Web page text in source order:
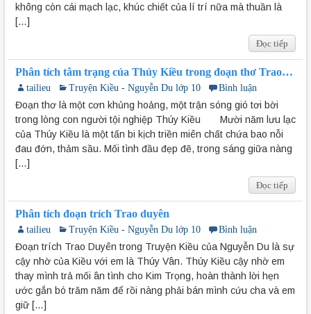
không còn cái mạch lạc, khúc chiết của lí trí nữa mà thuần là
[…]
Đọc tiếp
Phân tích tâm trạng của Thúy Kiều trong đoạn thơ Trao
duyên
tailieu Truyện Kiều - Nguyễn Du lớp 10 Bình luận
Đoạn thơ là một cơn khủng hoảng, một trận sóng gió tơi bời
trong lòng con người tội nghiệp Thúy Kiều Mười năm lưu lạc
của Thúy Kiều là một tấn bi kịch triền miên chất chứa bao nỗi
đau đớn, thảm sầu. Mối tình đầu đẹp đẽ, trong sáng giữa nàng
[…]
Đọc tiếp
Phân tích đoạn trích Trao duyên
tailieu Truyện Kiều - Nguyễn Du lớp 10 Bình luận
Đoạn trích Trao Duyên trong Truyện Kiều của Nguyễn Du là sự
cậy nhờ của Kiều với em là Thúy Vân. Thúy Kiều cậy nhờ em
thay mình trả mối ân tình cho Kim Trọng, hoàn thành lời hẹn
ước gắn bó trăm năm để rồi nàng phải bán mình cứu cha và em
giữ […]